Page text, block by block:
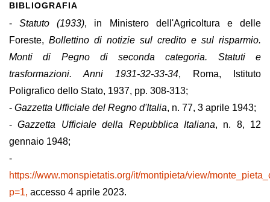
BIBLIOGRAFIA
-Statuto (1933), in Ministero dell'Agricoltura e delle
Foreste, Bollettino di notizie sul credito e sul risparmio.
Monti di Pegno di seconda categoria. Statuti e
trasformazioni. Anni 1931-32-33-34, Roma, Istituto
Poligrafico dello Stato, 1937, pp. 308-313;
- Gazzetta Ufficiale del Regno d'Italia, n. 77, 3 aprile 1943;
-Gazzetta Ufficiale della Repubblica Italiana, n. 8, 12
gennaio 1948;
-
https://www.monspietatis.org/it/montipieta/view/
p=1, accesso 4 aprile 2023.